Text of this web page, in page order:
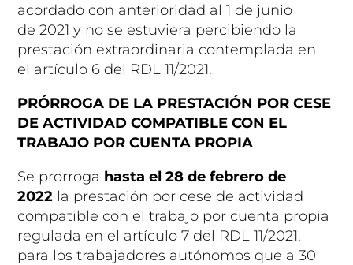
acordado con anterioridad al 1 de junio
de 2021 y no se estuviera percibiendo la
prestación extraordinaria contemplada en
el artículo 6 del RDL 11/2021.
PRÓRROGA DE LA PRESTACIÓN POR CESE
DE ACTIVIDAD COMPATIBLE CON EL
TRABAJO POR CUENTA PROPIA
Se prorroga hasta el 28 de febrero de
2022 la prestación por cese de actividad
compatible con el trabajo por cuenta propia
regulada en el artículo 7 del RDL 11/2021,
para los trabajadores autónomos que a 30